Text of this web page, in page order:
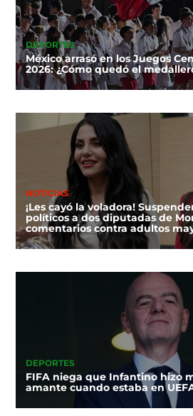
DEPORTES
México arrasó en los Juegos
2026: ¿Cómo quedó el
NOTICIAS
¡Les cayó la voladora!
políticos a dos diputadas de
comentarios contra adultos
DEPORTES
FIFA niega que Infantino hizo
amante cuando estaba en